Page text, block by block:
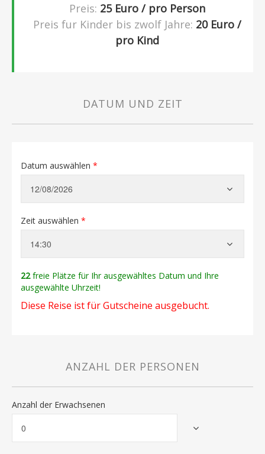
Preis: 25Euro / pro Person
Preis fur Kinder bis zwolf Jahre: 20Euro /
pro Kind
DATUM UND ZEIT
Datum auswählen *
Zeit auswählen *
22freie Plätze für Ihr ausgewähltes Datum und Ihre
ausgewählte Uhrzeit!
Diese Reise ist für Gutscheine ausgebucht.
ANZAHL DER PERSONEN
Anzahl der Erwachsenen